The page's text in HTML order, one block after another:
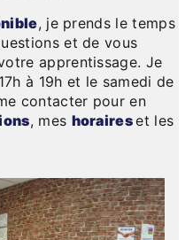
, je prends le temps
et de vous
apprentissage. Je
à 19h et le samedi de
contacter pour en
, mes horaireset les